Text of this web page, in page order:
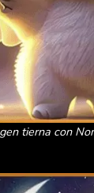
tierna con